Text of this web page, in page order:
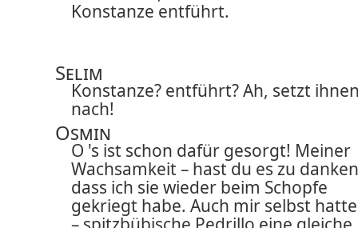
Konstanze entführt.
Selim
Konstanze? entführt? Ah, setzt
nach!
Osmin
O 's ist schon dafür gesorgt! Meiner
Wachsamkeit – hast du es zu
dass ich sie wieder beim Schopfe
gekriegt habe. Auch mir selbst